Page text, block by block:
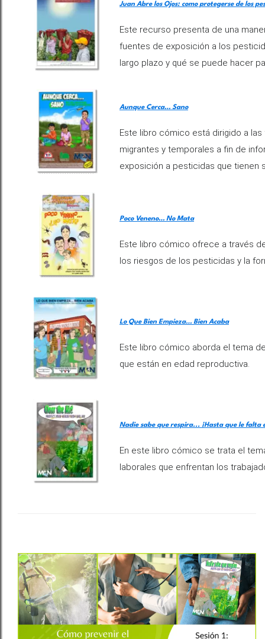
Juan Abre los Ojos: como protegerse de los
Este recurso presenta de una
fuentes de exposición a los
largo plazo y qué se puede hacer
Aunque Cerca… Sano
Este libro cómico está dirigido a
migrantes y temporales a fin de
exposición a pesticidas que tienen
Poco Veneno… No Mata
Este libro cómico ofrece a través
los riesgos de los pesticidas y la
Lo Que Bien Empieza… Bien Acaba
Este libro cómico aborda el tema
que están en edad reproductiva.
Nadie sabe que respira... ¡Hasta que le falta
En este libro cómico se trata el
laborales que enfrentan los